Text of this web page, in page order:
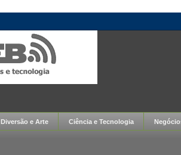
Diversão e Arte Ciência e Tecnologia